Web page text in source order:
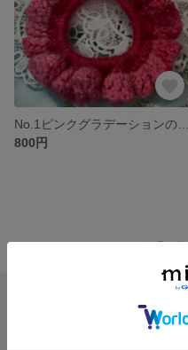
800円
minne ホーム bgdaisy の作品一覧